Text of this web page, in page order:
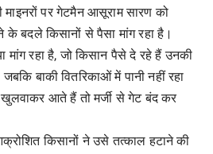
पर गेटमैन आसूराम सारण को
के बदले किसानों से पैसा मांग रहा है।
मांग रहा है, जो किसान पैसे दे रहे हैं उनकी
जबकि बाकी वितरिकाओं में पानी नहीं रहा
खुलवाकर आते हैं तो मर्जी से गेट बंद कर
किसानों ने उसे तत्काल हटाने की